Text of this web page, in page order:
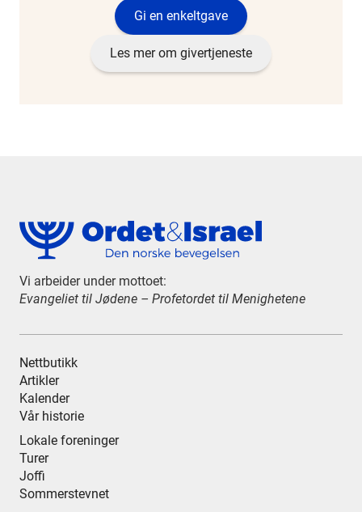
Gi en enkeltgave
Les mer om givertjeneste
Vi arbeider under mottoet:
Evangeliet til Jødene – Profetordet til Menighetene
Nettbutikk
Artikler
Kalender
Vår historie
Lokale foreninger
Turer
Joffi
Sommerstevnet